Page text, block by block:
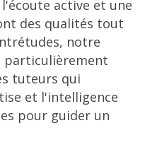
active et une
des qualités tout
notre
particulièrement
tuteurs qui
et l'intelligence
pour guider un